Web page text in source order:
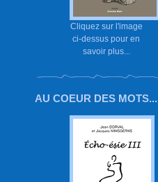
Cliquez sur l'image
ci-dessus pour en
savoir plus...
AU COEUR DES MOTS...